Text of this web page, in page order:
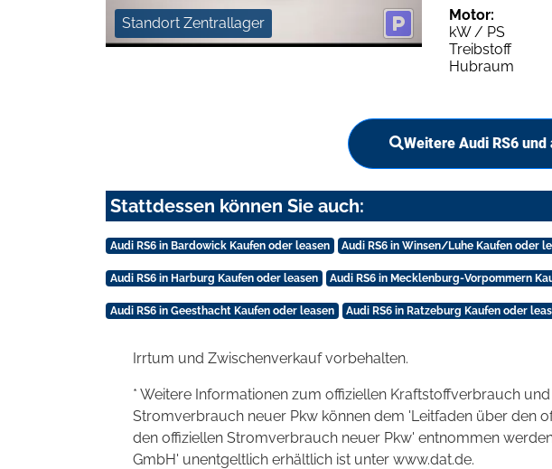
Standort Zentrallager
Motor:
kW / PS
Treibstoff
Hubraum
Weitere Audi RS6
Stattdessen können Sie auch:
Audi RS6 in Bardowick Kaufen oder leasen Audi RS6 in Winsen/Luhe Kaufen oder
Audi RS6 in Harburg Kaufen oder leasen Audi RS6 in Mecklenburg-Vorpommern
Audi RS6 in Geesthacht Kaufen oder leasen Audi RS6 in Ratzeburg Kaufen oder
Irrtum und Zwischenverkauf vorbehalten.
* Weitere Informationen zum offiziellen Kraftstoffverbrauch
Stromverbrauch neuer Pkw können dem 'Leitfaden über den
den offiziellen Stromverbrauch neuer Pkw' entnommen
GmbH' unentgeltlich erhältlich ist unter www.dat.de.